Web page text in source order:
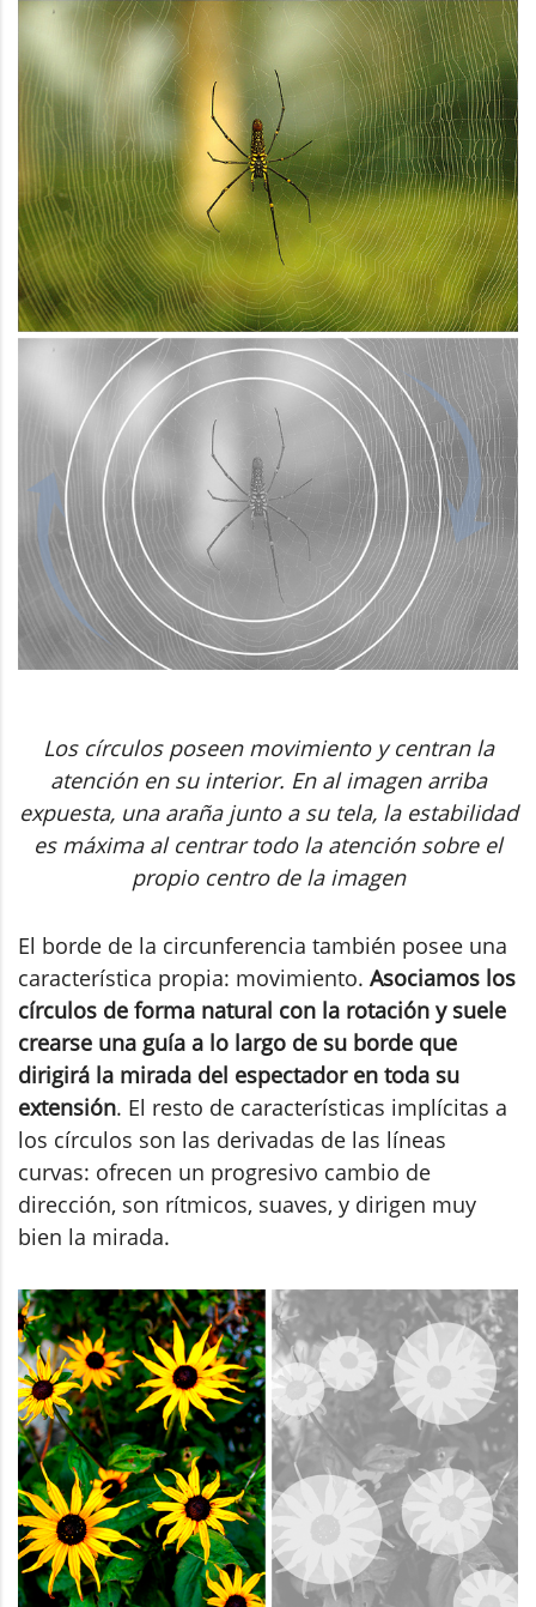
Los círculos poseen movimiento y centran la
atención en su interior. En al imagen arriba
expuesta, una araña junto a su tela, la estabilidad
es máxima al centrar todo la atención sobre el
propio centro de la imagen
El borde de la circunferencia también posee una
característica propia: movimiento. Asociamos los
círculos de forma natural con la rotación y suele
crearse una guía a lo largo de su borde que
dirigirá la mirada del espectador en toda su
extensión. El resto de características implícitas a
los círculos son las derivadas de las líneas
curvas: ofrecen un progresivo cambio de
dirección, son rítmicos, suaves, y dirigen muy
bien la mirada.